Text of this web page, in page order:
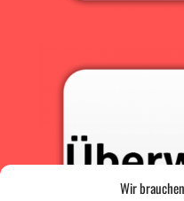
Wir